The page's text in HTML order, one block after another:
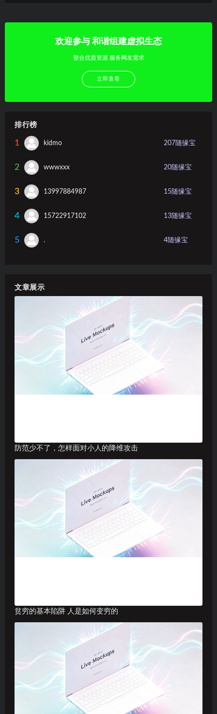
欢迎参与 和谐组建虚拟生态
整合优质资源 服务网友需求
立即查看
排行榜
1 kidmo 207 随缘宝
2 wwwxxx 20随缘宝
3 13997884987 15随缘宝
4 15722917102 13随缘宝
5 . 4随缘宝
文章展示
防范少不了，怎样面对小人的降维攻击
贫穷的基本陷阱 人是如何变穷的